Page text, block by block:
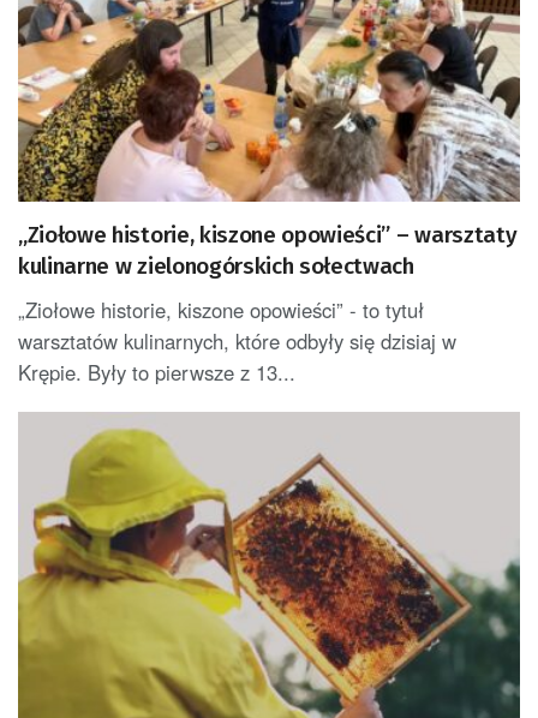
„Ziołowe historie, kiszone opowieści” – warsztaty
kulinarne w zielonogórskich sołectwach
„Ziołowe historie, kiszone opowieści” - to tytuł
warsztatów kulinarnych, które odbyły się dzisiaj w
Krępie. Były to pierwsze z 13...